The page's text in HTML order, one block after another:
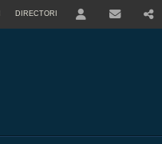
DIRECTORI